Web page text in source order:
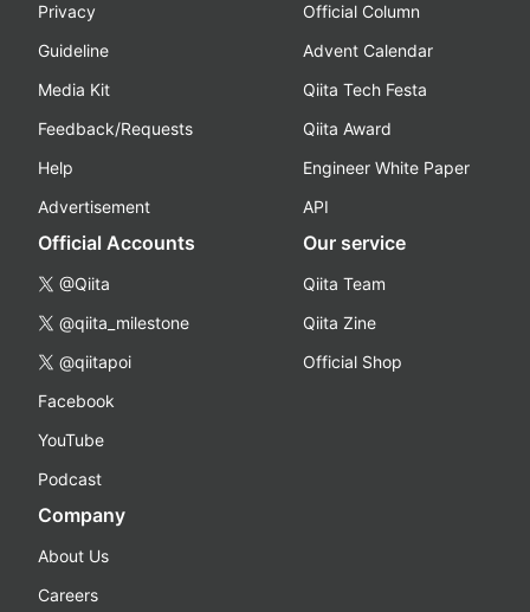
Privacy
Guideline
Media Kit
Feedback/Requests
Help
Advertisement
Official Column
Advent Calendar
Qiita Tech Festa
Qiita Award
Engineer White Paper
API
Official Accounts
@Qiita
@qiita_milestone
@qiitapoi
Facebook
YouTube
Podcast
Our service
Qiita Team
Qiita Zine
Official Shop
Company
About Us
Careers